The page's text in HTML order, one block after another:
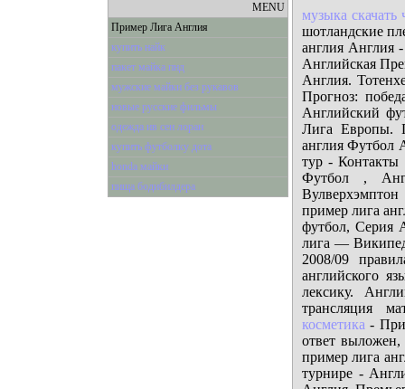
MENU
Пример Лига Англия
купить найк
пакет майка пнд
мужские майки без рукавов
новые русские фильмы
одежда ив сен лоран
купить футболку дота
honda майки
пища бодибилдера
музыка скачать
шотландские
англия Англия
Английская
Англия.
Прогноз:
Английский
Лига Европы.
англия Футбол
тур -
Футбол ,
пример лига
футбол, Серия
лига —
2008/09
английского
лексику.
трансляция
косметика -
ответ выложен,
пример лига
турнире -